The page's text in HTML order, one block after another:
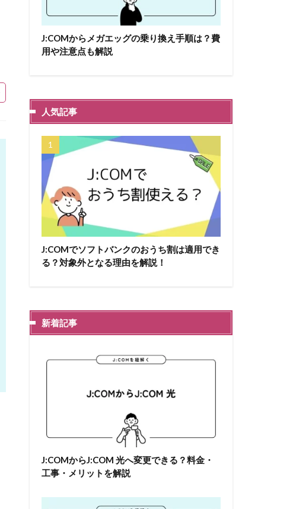
J:COMからメガエッグの乗り換え手順は？費
用や注意点も解説
人気記事
J:COMでソフトバンクのおうち割は適用でき
る？対象外となる理由を解説！
新着記事
J:COMからJ:COM 光へ変更できる？料金・
工事・メリットを解説